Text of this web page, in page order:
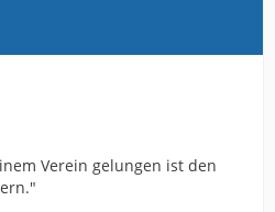
Verein gelungen ist den